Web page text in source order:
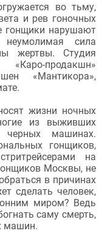
во тьму,
и рев гоночных
гонщики нарушают
сила
жертвы. Студия
продакшн»
«Мантикора»,
жизни ночных
из выживших
черных машинах.
гонщиков,
на
Москвы, не
в причинах
сделать человек,
миром? Ведь
саму смерть,
машин.